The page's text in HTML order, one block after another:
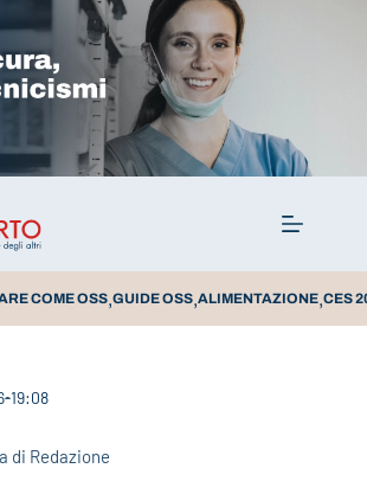
COME OSS,GUIDE OSS,ALIMENTAZIONE,CES
19:08
di Redazione